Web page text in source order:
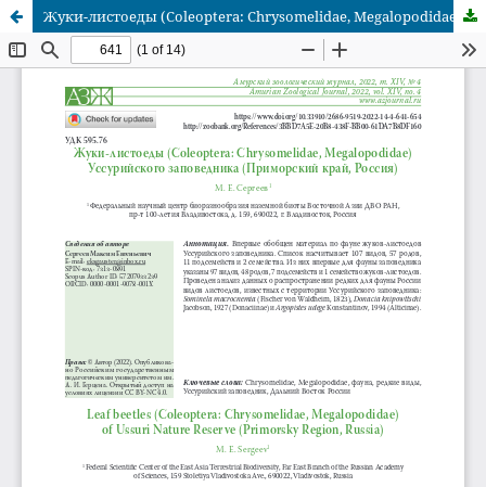
Жуки-листоеды (Coleoptera: Chrysomelidae, Megalopodidae) Уссурийского заповедника (Приморский край, Россия)